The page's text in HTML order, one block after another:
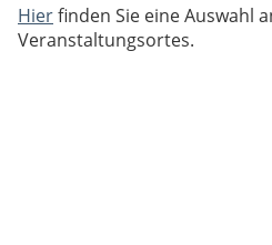
Hierfinden Sie eine Auswahl
Veranstaltungsortes.